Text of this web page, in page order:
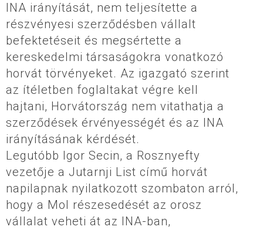
INA irányítását, nem teljesítette a
részvényesi szerződésben vállalt
befektetéseit és megsértette a
kereskedelmi társaságokra vonatkozó
horvát törvényeket. Az igazgató szerint
az ítéletben foglaltakat végre kell
hajtani, Horvátország nem vitathatja a
szerződések érvényességét és az INA
irányításának kérdését.
Legutóbb Igor Secin, a Rosznyefty
vezetője a Jutarnji List című horvát
napilapnak nyilatkozott szombaton arról,
hogy a Mol részesedését az orosz
vállalat veheti át az INA-ban,